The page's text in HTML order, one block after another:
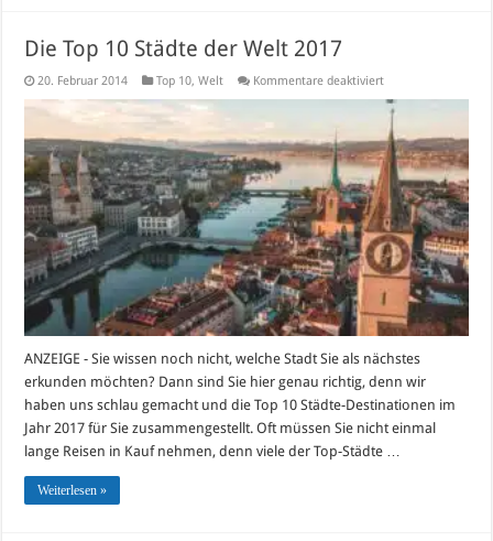
Die Top 10 Städte der Welt 2017
20. Februar 2014 Top 10,Welt Kommentare deaktiviertfür
Top
Städte
der
Welt
2017
ANZEIGE - Sie wissen noch nicht, welche Stadt Sie als nächstes
erkunden möchten? Dann sind Sie hier genau richtig, denn wir
haben uns schlau gemacht und die Top 10 Städte-Destinationen im
Jahr 2017 für Sie zusammengestellt. Oft müssen Sie nicht einmal
lange Reisen in Kauf nehmen, denn viele der Top-Städte …
Weiterlesen »